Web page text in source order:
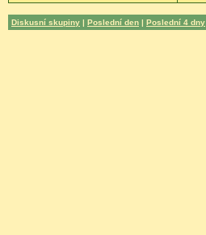
Diskusní skupiny | Poslední den | Poslední 4 dny